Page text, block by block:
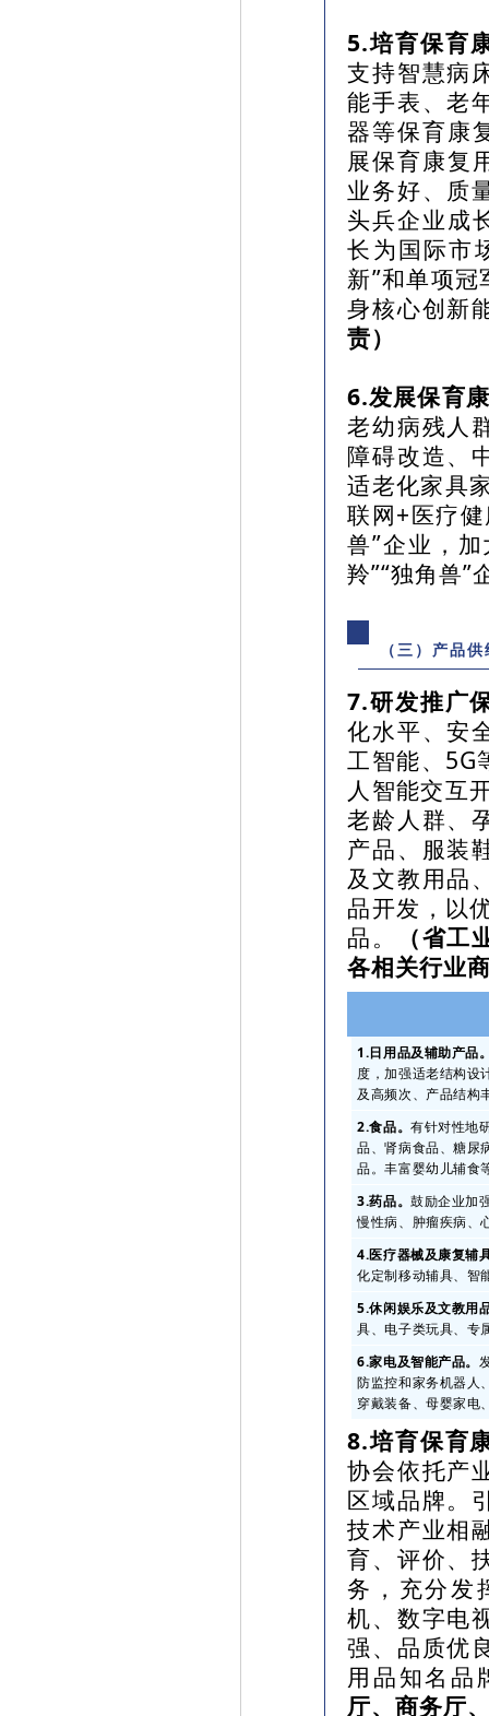
5.培育保育
支持智慧病
能手表、老
器等保育康
展保育康复
业务好、质
头兵企业成
长为国际市
新”和单项
身核心创新
责）
6.发展保育
老幼病残人
障碍改造、
适老化家具
联网+医疗
兽”企业，
羚”“独角兽”
（三）产品
7.研发推广
化水平、安
工智能、5G
人智能交互
老龄人群、
产品、服装
及文教用品
品开发，以
品。
（省
各相关行业
1.日用品及辅助产品
度，加强适老结构设
及高频次、产品结构
2.食品。有针对性地
品、肾病食品、糖尿
品。丰富婴幼儿辅食
3.药品。鼓励企业加
慢性病、肿瘤疾病、
4.医疗器械及康复辅
化定制移动辅具、智
5.休闲娱乐及文教用
具、电子类玩具、专
6.家电及智能产品。
防监控和家务机器人
穿戴装备、母婴家电
8.培育保育
协会依托产
区域品牌。
技术产业相
育、评价、
务，充分发
机、数字电
强、品质优
用品知名品
厅、商务厅